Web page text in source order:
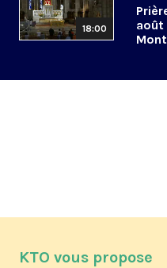
18:00
août
KTO vous propose